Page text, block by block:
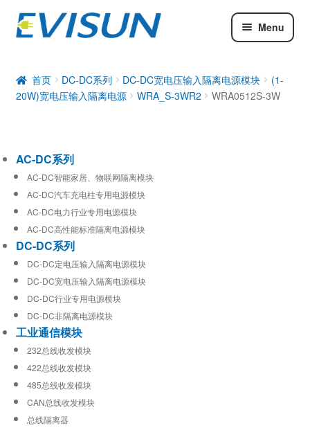
Menu
DC-DC系列
工业通信模块
首页 DC-DC系列 DC-DC宽电压输入隔离电源模块
(1-
20W)宽电压输入隔离电源
WRA_S-3WR2 WRA0512S-3W
AC-DC系列
AC-DC智能家居、物联网隔离模块
AC-DC汽车充电柱专用电源模块
AC-DC电力行业专用电源模块
AC-DC高性能标准隔离电源模块
DC-DC系列
DC-DC定电压输入隔离电源模块
DC-DC宽电压输入隔离电源模块
DC-DC行业专用电源模块
DC-DC非隔离电源模块
工业通信模块
232总线收发模块
422总线收发模块
485总线收发模块
CAN总线收发模块
总线隔离器